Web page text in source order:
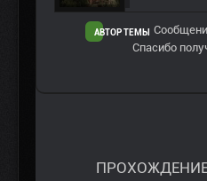
АВТОР ТЕМЫ
Спасибо